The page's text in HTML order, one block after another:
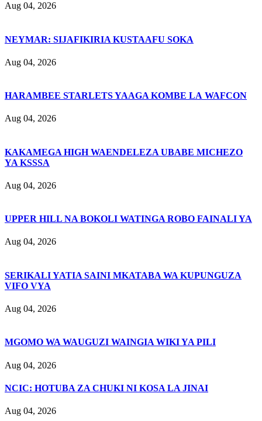
Aug 04, 2026
NEYMAR: SIJAFIKIRIA KUSTAAFU SOKA
Aug 04, 2026
HARAMBEE STARLETS YAAGA KOMBE LA WAFCON
Aug 04, 2026
KAKAMEGA HIGH WAENDELEZA UBABE MICHEZO
YA KSSSA
Aug 04, 2026
UPPER HILL NA BOKOLI WATINGA ROBO FAINALI YA
Aug 04, 2026
SERIKALI YATIA SAINI MKATABA WA KUPUNGUZA
VIFO VYA
Aug 04, 2026
MGOMO WA WAUGUZI WAINGIA WIKI YA PILI
Aug 04, 2026
NCIC: HOTUBA ZA CHUKI NI KOSA LA JINAI
Aug 04, 2026